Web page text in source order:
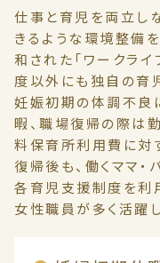
仕事と育児を両立し
きるような環境整備
和された「ワークライ
度以外にも独自の育
妊娠初期の体調不良
暇、職場復帰の際は
料保育所利用費に対
復帰後も、働くママ・
各育児支援制度を利
女性職員が多く活躍し